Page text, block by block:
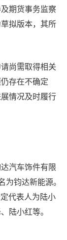
期货事务监察
拟版本，其所
尚需取得相关
存在不确定
情况及时履行
汽车饰件有限
钧达新能源。
代表人为陆小
陆小红等。